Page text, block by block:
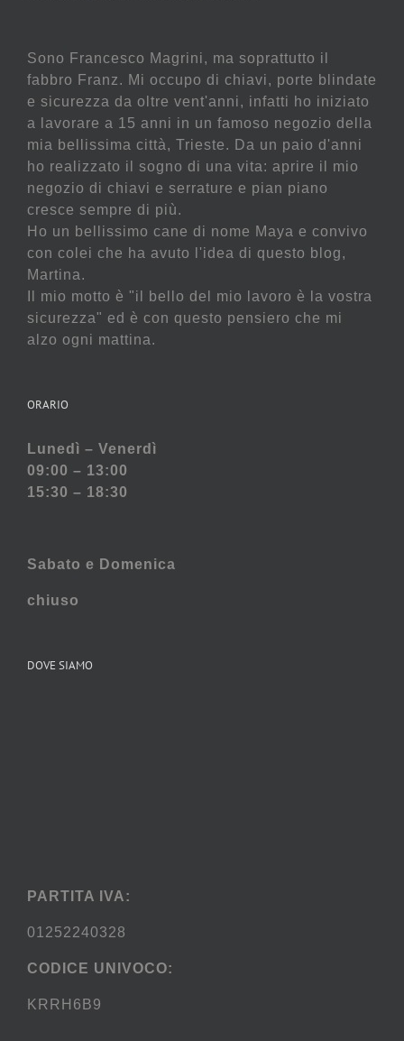
Sono Francesco Magrini, ma soprattutto il
fabbro Franz. Mi occupo di chiavi, porte blindate
e sicurezza da oltre vent'anni, infatti ho iniziato
a lavorare a 15 anni in un famoso negozio della
mia bellissima città, Trieste. Da un paio d'anni
ho realizzato il sogno di una vita: aprire il mio
negozio di chiavi e serrature e pian piano
cresce sempre di più.
Ho un bellissimo cane di nome Maya e convivo
con colei che ha avuto l'idea di questo blog,
Martina.
Il mio motto è "il bello del mio lavoro è la vostra
sicurezza" ed è con questo pensiero che mi
alzo ogni mattina.
ORARIO
Lunedì – Venerdì
09:00 – 13:00
15:30 – 18:30
Sabato e Domenica
chiuso
DOVE SIAMO
PARTITA IVA:
01252240328
CODICE UNIVOCO:
KRRH6B9